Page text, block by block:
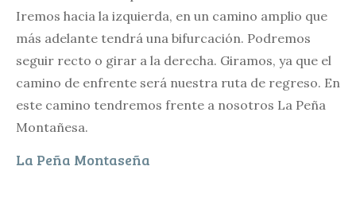
Iremos hacia la izquierda, en un camino amplio que
más adelante tendrá una bifurcación. Podremos
seguir recto o girar a la derecha. Giramos, ya que el
camino de enfrente será nuestra ruta de regreso. En
este camino tendremos frente a nosotros La Peña
Montañesa.
La Peña Montaseña